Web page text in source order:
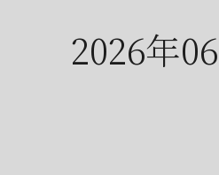
2026年